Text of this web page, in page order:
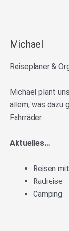
Michael
Reiseplaner &
Michael plant
allem, was dazu
Fahrräder.
Aktuelles…
Reisen
Radreise
Camping